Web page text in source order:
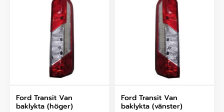
Ford Transit Van
baklykta (höger)
Ford Transit Van
baklykta (vänster)